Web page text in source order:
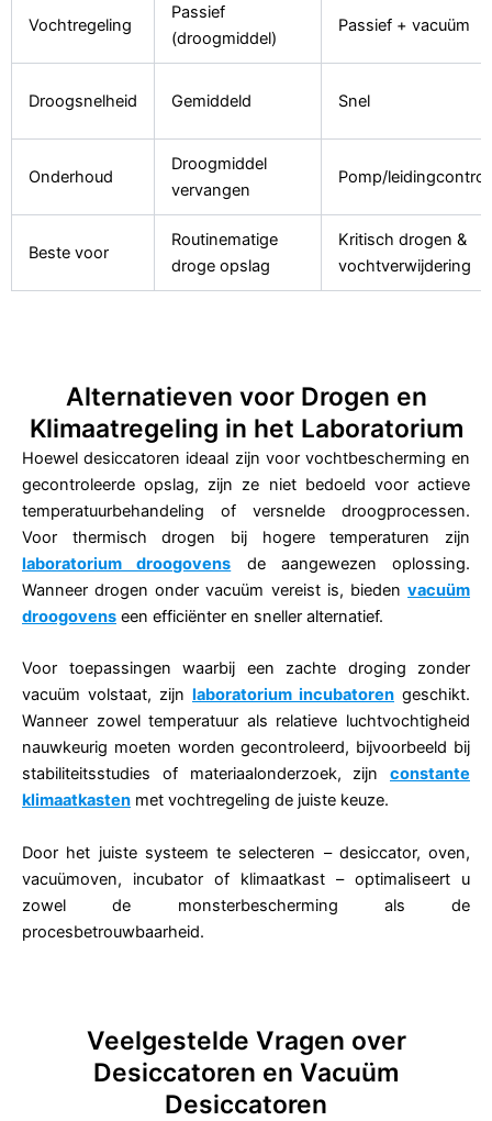
Vochtregeling
Passief
(droogmiddel)
Passief + vacuüm
Droogsnelheid Gemiddeld Snel
Onderhoud
Droogmiddel
vervangen
Pomp/
Beste voor
Routinematige
droge opslag
Kritisch drogen &
vochtverwijdering
Alternatieven voor Drogen en
Klimaatregeling in het Laboratorium
Hoewel desiccatoren ideaal zijn voor vochtbescherming en
gecontroleerde opslag, zijn ze niet bedoeld voor actieve
temperatuurbehandeling of versnelde droogprocessen.
Voor thermisch drogen bij hogere temperaturen zijn
laboratorium droogovens de aangewezen oplossing.
Wanneer drogen onder vacuüm vereist is, bieden vacuüm
droogovens een efficiënter en sneller alternatief.
Voor toepassingen waarbij een zachte droging zonder
vacuüm volstaat, zijn laboratorium incubatoren geschikt.
Wanneer zowel temperatuur als relatieve luchtvochtigheid
nauwkeurig moeten worden gecontroleerd, bijvoorbeeld bij
stabiliteitsstudies of materiaalonderzoek, zijn constante
klimaatkasten met vochtregeling de juiste keuze.
Door het juiste systeem te selecteren – desiccator, oven,
vacuümoven, incubator of klimaatkast – optimaliseert u
zowel de monsterbescherming als de
procesbetrouwbaarheid.
Veelgestelde Vragen over
Desiccatoren en Vacuüm
Desiccatoren